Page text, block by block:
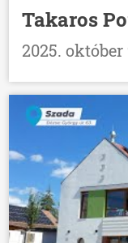
Takaros
2025. október